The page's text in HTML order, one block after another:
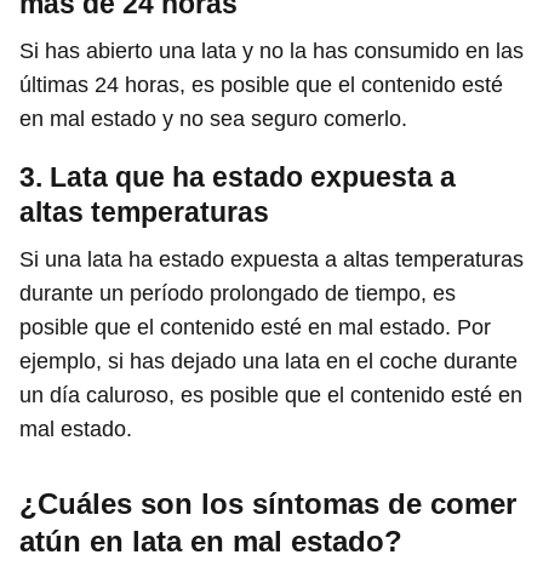
Si has abierto una lata y no la has consumido en las
últimas 24 horas, es posible que el contenido esté
en mal estado y no sea seguro comerlo.
3. Lata que ha estado expuesta a
altas temperaturas
Si una lata ha estado expuesta a altas temperaturas
durante un período prolongado de tiempo, es
posible que el contenido esté en mal estado. Por
ejemplo, si has dejado una lata en el coche durante
un día caluroso, es posible que el contenido esté en
mal estado.
¿Cuáles son los síntomas de comer
atún en lata en mal estado?